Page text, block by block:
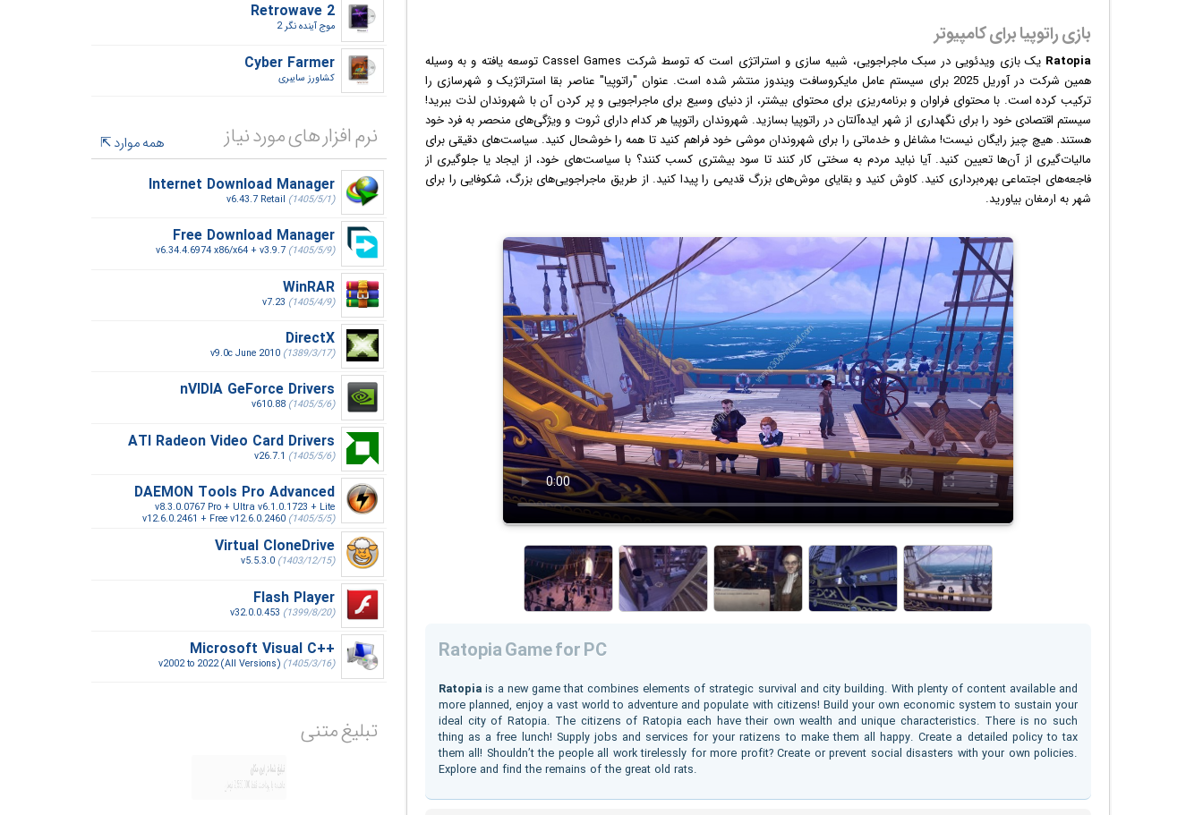
بازی راتوپیا برای کامپیوتر
Ratopia یکبازی
ویدئویی در سبک ماجراجویی، شبیه سازی و استراتژی است که توسط شرکت Cassel Games توسعه یافته و به وسیله
همین شرکت در آوریل 2025 برای سیستم عامل مایکروسافت
ویندوز منتشر شده است. عنوان "راتوپیا" عناصر بقا استراتژیک و شهرسازی را
ترکیب کرده است. با محتوای فراوان و برنامه‌ریزی برای محتوای بیشتر، از دنیای وسیع برای ماجراجویی و پر کردن آن با شهروندان لذت ببرید!
سیستم اقتصادی خود را برای نگهداری از شهر ایده‌آلتان در راتوپیا بسازید. شهروندان راتوپیا هر کدام دارای ثروت و ویژگی‌های منحصر به فرد خود
هستند. هیچ چیز رایگان نیست! مشاغل و خدماتی را برای شهروندان موشی خود فراهم کنید تا همه را خوشحال کنید. سیاست‌های دقیقی برای
مالیات‌گیری از آن‌ها تعیین کنید. آیا نباید مردم به سختی کار کنند تا سود بیشتری کسب کنند؟ با سیاست‌های خود، از ایجاد یا جلوگیری از
فاجعه‌های اجتماعی بهره‌برداری کنید. کاوش کنید و بقایای موش‌های بزرگ قدیمی را پیدا کنید. از طریق ماجراجویی‌های بزرگ، شکوفایی را برای
شهر به ارمغان بیاورید.
Ratopia Game for PC
Ratopiais a new game that combines elements of strategic survival and city building. With plenty of content available and
more planned, enjoy a vast world to adventure and populate with citizens! Build your own economic system to sustain your
ideal city of Ratopia. The citizens of Ratopia each have their own wealth and unique characteristics. There is no such
thing as a free lunch! Supply jobs and services for your ratizens to make them all happy. Create a detailed policy to tax
them all! Shouldn’t the people all work tirelessly for more profit? Create or prevent social disasters with your own policies.
Explore and find the remains of the great old rats.
Retrowave 2
موج آینده نگر 2‎
Cyber Farmer
کشاورز سایبری‎
نرم افزار های مورد نیاز
همه موارد
Internet Download Manager
v6.43.7 Retail (1405/5/1)
Free Download Manager
v6.34.4.6974 x86/x64 + v3.9.7 (1405/5/9)
WinRAR
v7.23 (1405/4/9)
DirectX
v9.0c June 2010 (1389/3/17)
nVIDIA GeForce Drivers
v610.88 (1405/5/6)
ATI Radeon Video Card Drivers
v26.7.1 (1405/5/6)
DAEMON Tools Pro Advanced
v8.3.0.0767 Pro + Ultra v6.1.0.1723 + Lite
v12.6.0.2461 + Free v12.6.0.2460 (1405/5/5)
Virtual CloneDrive
v5.5.3.0 (1403/12/15)
Flash Player
v32.0.0.453 (1399/8/20)
Microsoft Visual C++‎
v2002 to 2022 (All Versions) (1405/3/16)
تبلیغ متنی
تبلیغ شما در این مکان
ماهیانه با پرداخت فقط 2,550,000 تومان